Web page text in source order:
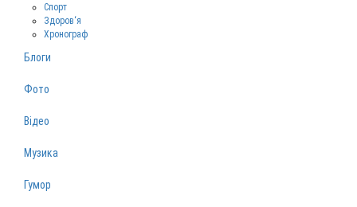
Спорт
Здоров‘я
Хронограф
Блоги
Фото
Відео
Музика
Гумор